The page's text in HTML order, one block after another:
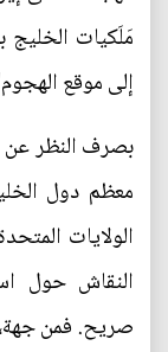
مَلَكيات الخليج
إلى موقع
بصرف النظر عن
معظم دول
الولايات
النقاش حول
صريح. فمن